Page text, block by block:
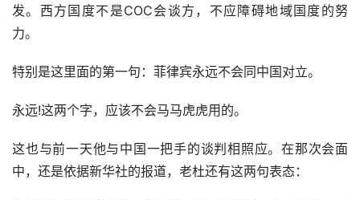
发。西方国度不是COC会谈方，不应障碍地域国度的努
力。
特别是这里面的第一句：菲律宾永远不会同中国对立。
永远!这两个字，应该不会马马虎虎用的。
这也与前一天他与中国一把手的谈判相照应。在那次会面
中，还是依据新华社的报道，老杜还有这两句表态：